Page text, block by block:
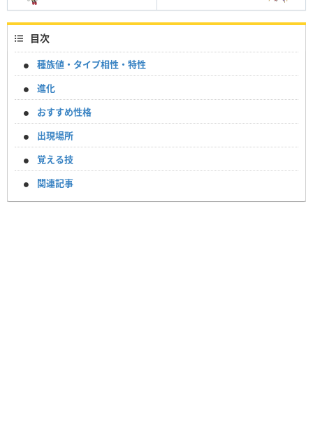
目次
種族値・タイプ相性・特性
進化
おすすめ性格
出現場所
覚える技
関連記事